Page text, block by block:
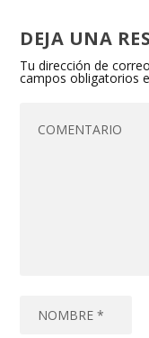
DEJA UNA
Tu dirección de
campos obligatorios